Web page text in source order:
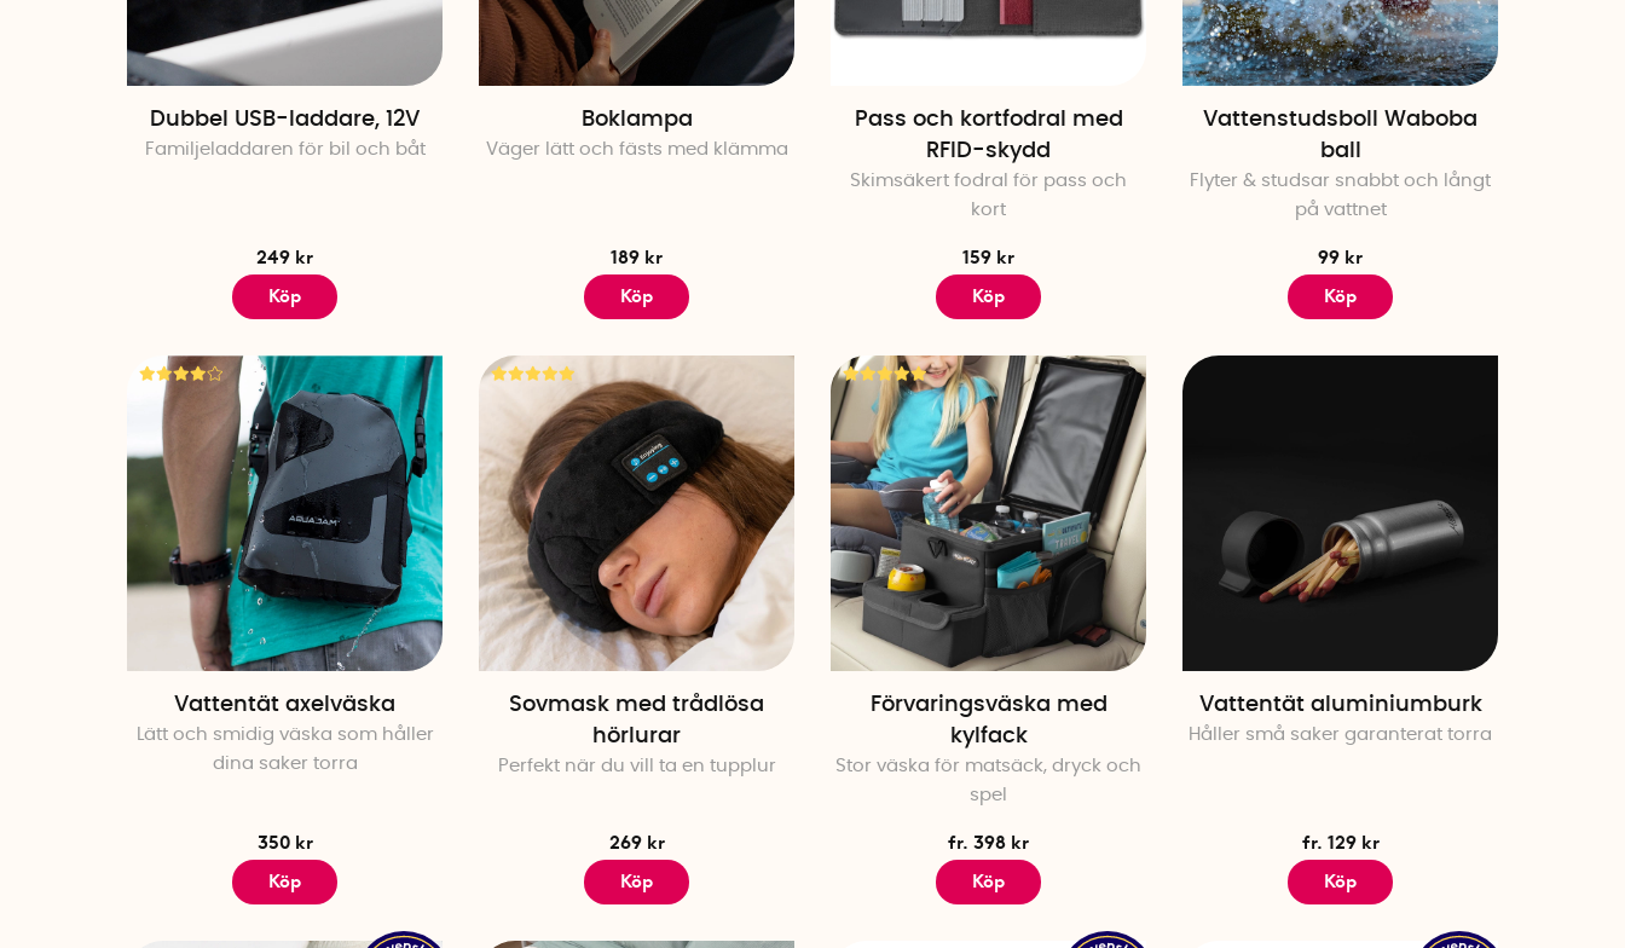
Dubbel USB-laddare, 12V
Familjeladdaren för bil och båt
249 kr
Köp
Boklampa
Väger lätt och fästs med klämma
189 kr
Köp
Pass och kortfodral med
RFID-skydd
Skimsäkert fodral för pass och
kort
159 kr
Köp
Vattenstudsboll Waboba
ball
Flyter & studsar snabbt och långt
på vattnet
99 kr
Köp
Vattentät axelväska
Lätt och smidig väska som håller
dina saker torra
350 kr
Köp
Sovmask med trådlösa
hörlurar
Perfekt när du vill ta en tupplur
269 kr
Köp
Förvaringsväska med
kylfack
Stor väska för matsäck, dryck och
spel
fr. 398 kr
Köp
Vattentät aluminiumburk
Håller små saker garanterat torra
fr. 129 kr
Köp